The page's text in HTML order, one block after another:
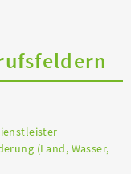
(Land, Wasser,